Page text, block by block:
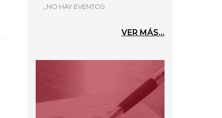
_NO HAY EVENTOS
VER MÁS...